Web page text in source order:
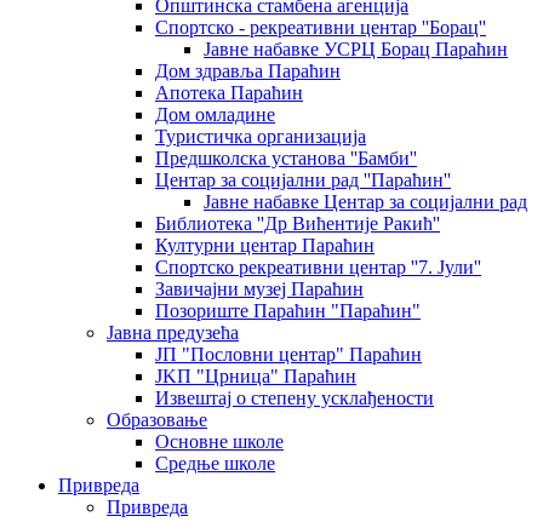
Општинскa стамбенa агенцијa
Спортско - рекреативни центар ''Борац''
Јавне набавке УСРЦ Борац Параћин
Дом здравља Параћин
Апотека Параћин
Дом омладине
Туристичка организација
Предшколска установа ''Бамби''
Центар за социјални рад ''Параћин''
Јавне набавке Центар за социјални рад
Библиотека ''Др Вићентије Ракић''
Културни центар Параћин
Спортско рекреативни центар ''7. Јули''
Завичајни музеј Параћин
Позориште Параћин "Параћин"
Јавна предузећа
ЈП "Пословни центар" Параћин
ЈKП "Црница" Параћин
Извештај о степену усклађености
Образовање
Основне школе
Средње школе
Привреда
Привреда